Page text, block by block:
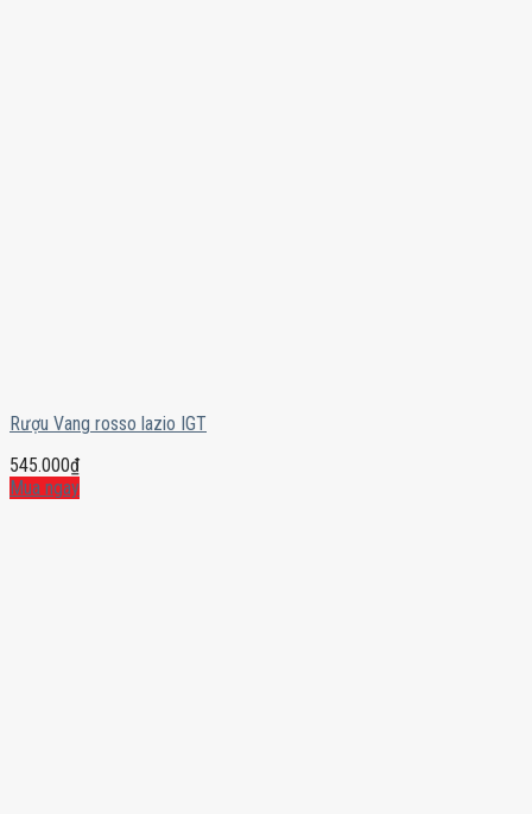
Rượu Vang rosso lazio IGT
545.000₫
Mua ngay